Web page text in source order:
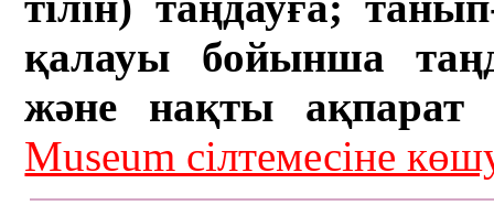
қалауы бойынша
және нақты ақпарат
Museum сілтемесіне